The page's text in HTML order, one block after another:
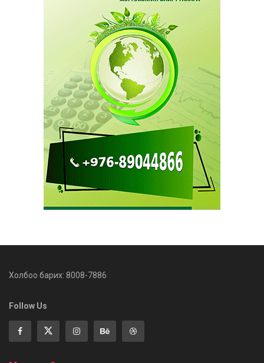
Холбоо барих: 8008-7886
Follow Us